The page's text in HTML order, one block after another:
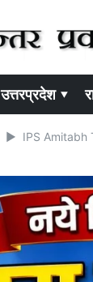
उत्तरप्रदेश ▾
IPS Amitabh